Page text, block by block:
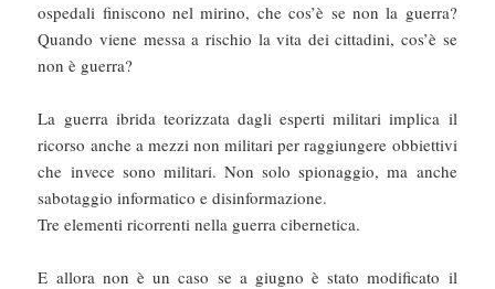
ospedali finiscono nel mirino, che cos’è se non la guerra?
Quando viene messa a rischio la vita dei cittadini, cos’è se
non è guerra?
La guerra ibrida teorizzata dagli esperti militari implica il
ricorso anche a mezzi non militari per raggiungere obbiettivi
che invece sono militari. Non solo spionaggio, ma anche
sabotaggio informatico e disinformazione.
Tre elementi ricorrenti nella guerra cibernetica.
E allora non è un caso se a giugno è stato modificato il